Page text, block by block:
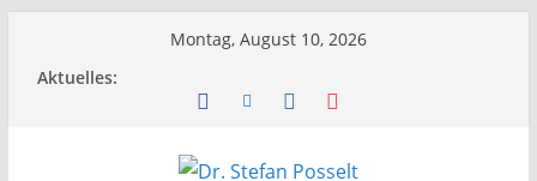
Montag, August 10, 2026
Aktuelles: